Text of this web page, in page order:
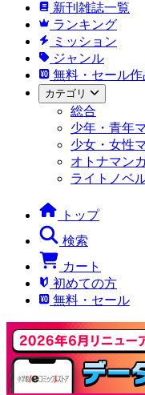
新刊雑誌一覧
ランキング
ミッション
ジャンル
無料・セール作
カテゴリ
総合
少年・青年
少女・女性
オトナマン
ライトノベ
トップ
検索
カート
初めての方
無料・セール